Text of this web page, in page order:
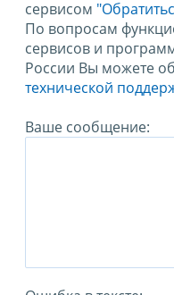
сервисом
По вопросам
сервисов и
России Вы можете
технической
Ваше сообщение: